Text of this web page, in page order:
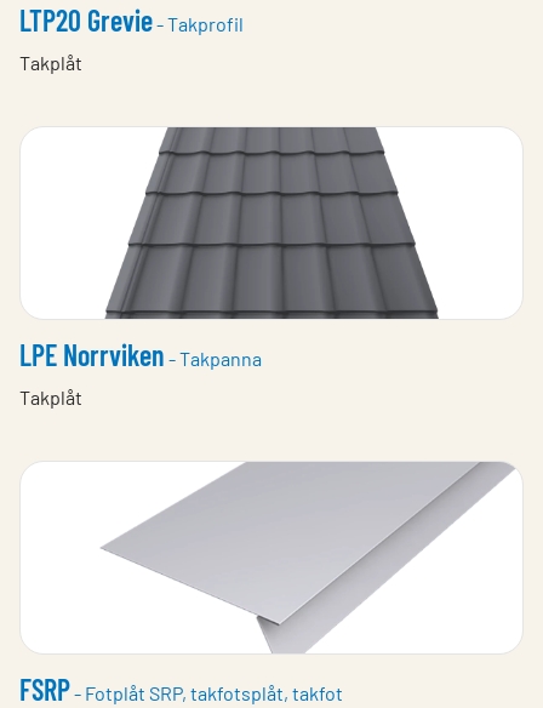
LTP20 Grevie- Takprofil
Takplåt
LPE Norrviken - Takpanna
Takplåt
FSRP- Fotplåt SRP, takfotsplåt, takfot